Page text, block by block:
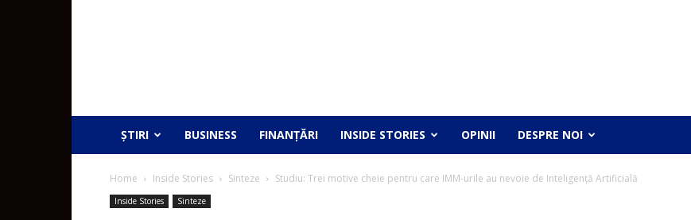
ȘTIRI BUSINESS FINANȚĂRI INSIDE STORIES OPINII DESPRE NOI
Home Inside Stories Sinteze Studiu: Trei motive cheie pentru care IMM-urile au nevoie de Inteligență Artificială
Inside Stories Sinteze